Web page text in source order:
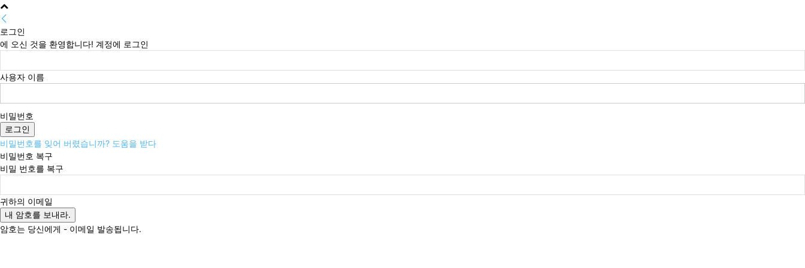
로그인
에 오신 것을 환영합니다! 계정에 로그인
사용자 이름
비밀번호
비밀번호를 잊어 버렸습니까? 도움을 받다
비밀번호 복구
비밀 번호를 복구
귀하의 이메일
암호는 당신에게 - 이메일 발송됩니다.